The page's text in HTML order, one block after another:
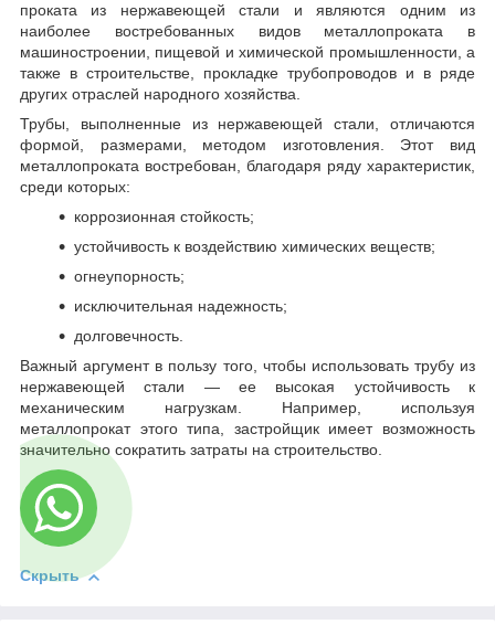
проката из нержавеющей стали и являются одним из
наиболее востребованных видов металлопроката в
машиностроении, пищевой и химической промышленности, а
также в строительстве, прокладке трубопроводов и в ряде
других отраслей народного хозяйства.
Трубы, выполненные из нержавеющей стали, отличаются
формой, размерами, методом изготовления. Этот вид
металлопроката востребован, благодаря ряду характеристик,
среди которых:
коррозионная стойкость;
устойчивость к воздействию химических веществ;
огнеупорность;
исключительная надежность;
долговечность.
Важный аргумент в пользу того, чтобы использовать трубу из
нержавеющей стали — ее высокая устойчивость к
механическим нагрузкам. Например, используя
металлопрокат этого типа, застройщик имеет возможность
значительно сократить затраты на строительство.
Скрыть